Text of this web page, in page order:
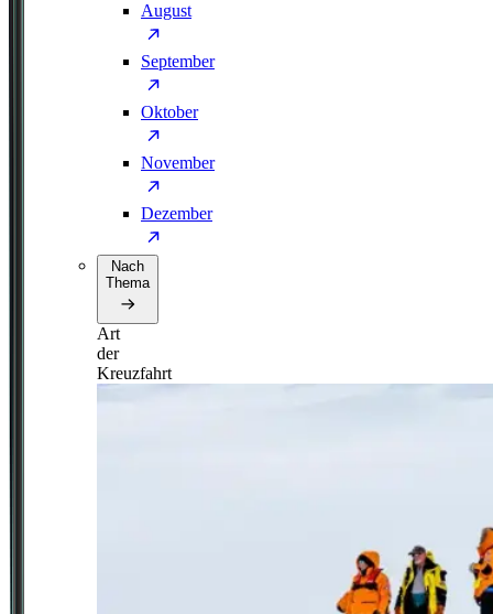
August
September
Oktober
November
Dezember
Nach
Thema
Art
der
Kreuzfahrt